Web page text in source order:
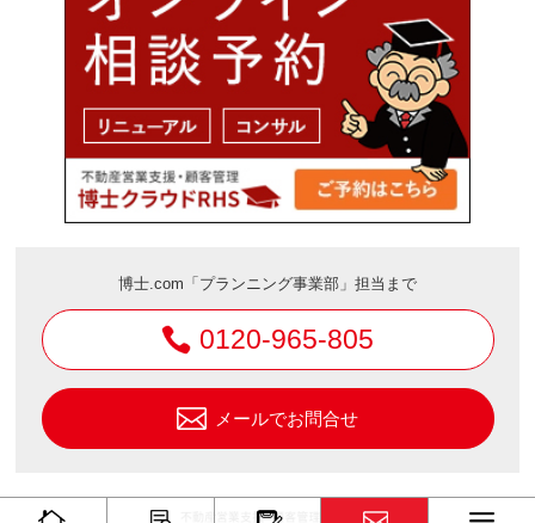
博士.com「プランニング事業部」担当まで
0120-965-805
メールでお問合せ